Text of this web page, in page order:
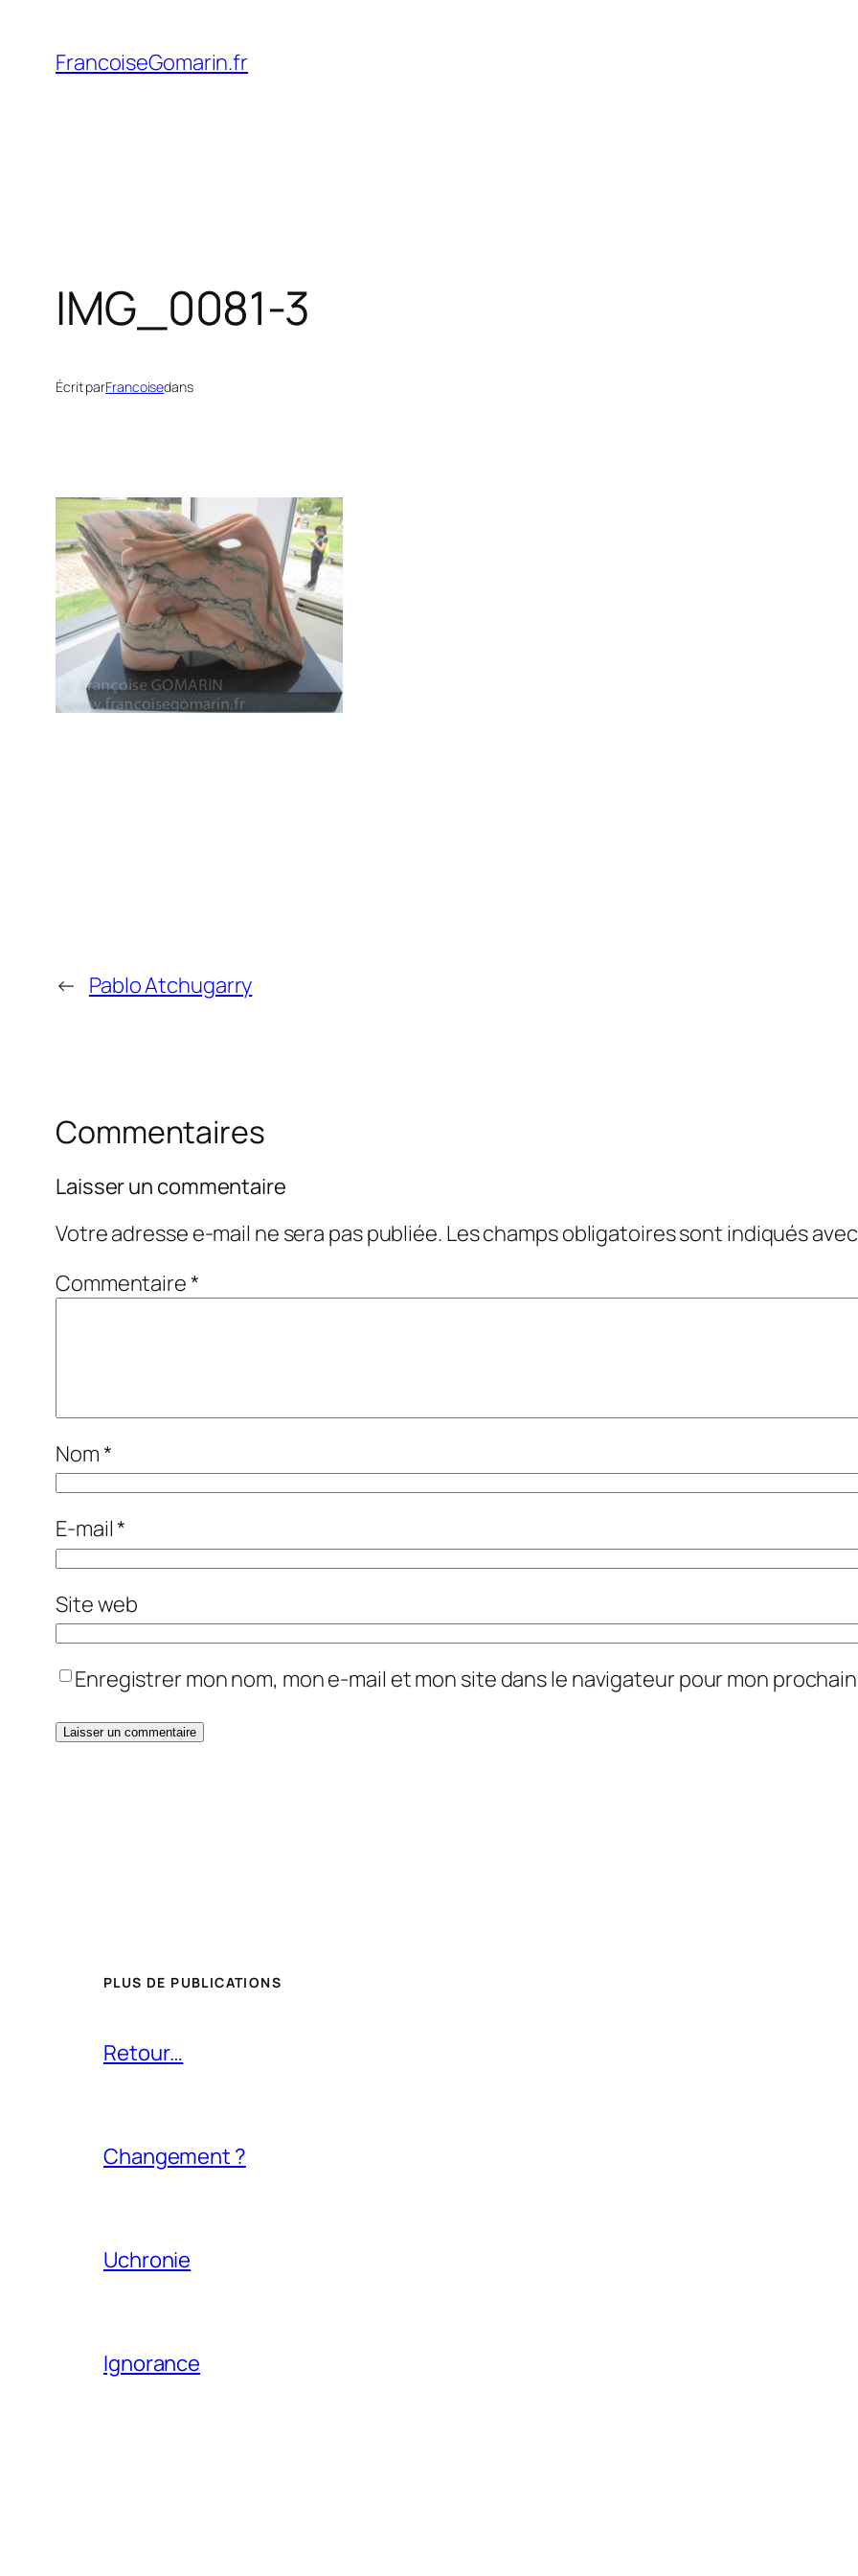
contenu
FrancoiseGomarin.fr
IMG_0081-3
Écrit parFrancoisedans
← Pablo Atchugarry
Commentaires
Laisser un commentaire
Votre adresse e-mail ne sera pas publiée. Les champs obligatoires sont indiqués
Commentaire*
Nom*
E-mail*
Site web
Enregistrer mon nom, mon e-mail et mon site dans le navigateur pour mon
PLUS DE PUBLICATIONS
Retour…
Changement ?
Uchronie
Ignorance